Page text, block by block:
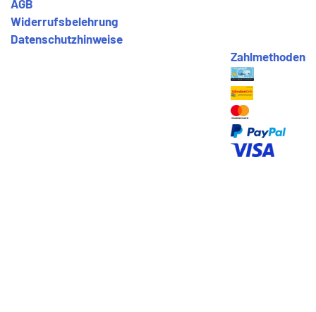
AGB
Widerrufsbelehrung
Datenschutzhinweise
Zahlmethoden